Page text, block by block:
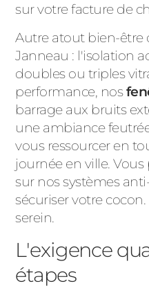
sur votre facture de
Autre atout bien-être
Janneau : l'isolation
doubles ou triples
performance, nos
barrage aux bruits
une ambiance
vous ressourcer en
journée en ville.
sur nos systèmes
sécuriser votre
serein.
L'exigence
étapes